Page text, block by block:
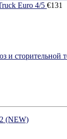
Euro 4/5 €131
и
(NEW)